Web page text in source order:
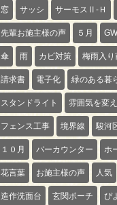
窓 サッシ サーモスⅡ-Ｈ
先輩お施主様の声 ５月 GW
傘 雨 カビ対策 梅雨入り
請求書 電子化 緑のある暮
スタンドライト 雰囲気を変
フェンス工事 境界線 駿河
１０月 バーカウンター ホ
花言葉 お施主様の声 人気
造作洗面台 玄関ポーチ ぴ